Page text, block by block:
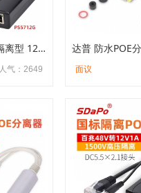
千兆POE分离器 隔离型 12V1A af协议 国标 PS5712G SDAPO达普
人气：2649 面议